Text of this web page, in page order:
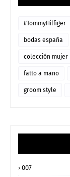
#TommyHilfiger
bodas españa
colección mujer
fatto a mano
groom style
007